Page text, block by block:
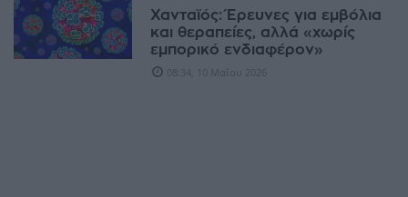
Χανταϊός: Έρευνες για εμβόλια
και θεραπείες, αλλά «χωρίς
εμπορικό ενδιαφέρον»
08:34, 10 Μαΐου 2026